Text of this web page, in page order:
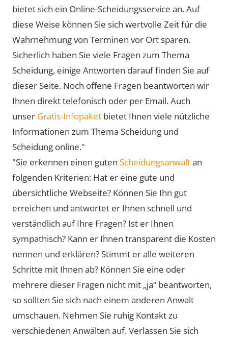
bietet sich ein Online-Scheidungsservice an. Auf
diese Weise können Sie sich wertvolle Zeit für die
Wahrnehmung von Terminen vor Ort sparen.
Sicherlich haben Sie viele Fragen zum Thema
Scheidung, einige Antworten darauf finden Sie auf
dieser Seite. Noch offene Fragen beantworten wir
Ihnen direkt telefonisch oder per Email. Auch
unser Gratis-Infopaket bietet Ihnen viele nützliche
Informationen zum Thema Scheidung und
Scheidung online."
"Sie erkennen einen guten Scheidungsanwaltan
folgenden Kriterien: Hat er eine gute und
übersichtliche Webseite? Können Sie Ihn gut
erreichen und antwortet er Ihnen schnell und
verständlich auf Ihre Fragen? Ist er Ihnen
sympathisch? Kann er Ihnen transparent die Kosten
nennen und erklären? Stimmt er alle weiteren
Schritte mit Ihnen ab? Können Sie eine oder
mehrere dieser Fragen nicht mit „ja“ beantworten,
so sollten Sie sich nach einem anderen Anwalt
umschauen. Nehmen Sie ruhig Kontakt zu
verschiedenen Anwälten auf. Verlassen Sie sich